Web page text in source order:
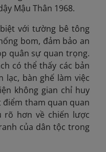
Mậu Thân 1968.
với tường bê tông
bom, đảm bảo an
quân sự quan trọng.
có thể thấy các bản
lạc, bàn ghế làm việc
không gian chỉ huy
tham quan quan
rõ hơn về chiến lược
của dân tộc trong